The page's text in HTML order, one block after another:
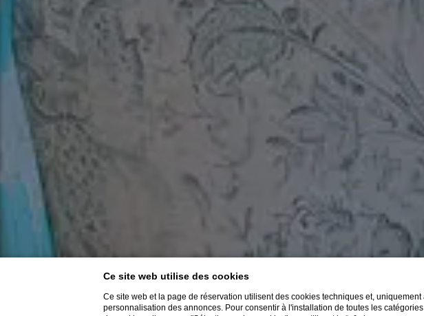
Ce site web utilise des cookies
Ce site web et la page de réservation utilisent des cookies techniques et,
personnalisation des annonces. Pour consentir à l'installation de toutes les